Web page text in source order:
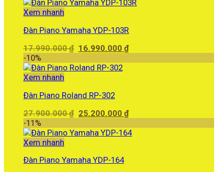
là:
tại
Xem nhanh
Đàn Piano Yamaha YDP-103R
17.990.000₫ Giá
là:
16.990.000₫Giá
-10%
Xem nhanh
Đàn Piano Roland RP-302
27.900.000₫ Giá
là:
25.200.000₫Giá
tại
-11%
Xem nhanh
Đàn Piano Yamaha YDP-164